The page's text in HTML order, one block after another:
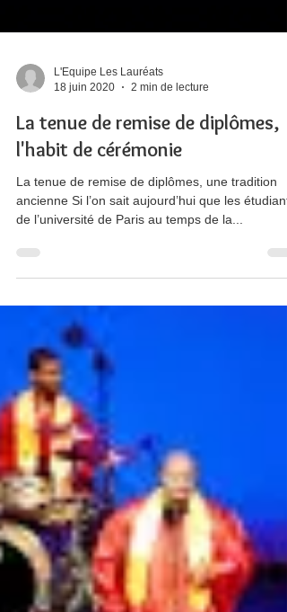
L'Equipe Les Lauréats
18 juin 2020
2 min de lecture
La tenue de remise de diplômes,
l'habit de cérémonie
ancienne Si l’on sait aujourd’hui que les
de l’université de Paris au temps de la...